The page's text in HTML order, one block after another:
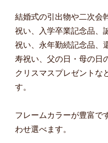
結婚式の引出物や二次会
祝い、入学卒業記念品、
祝い、永年勤続記念品、
寿祝い、父の日・母の日
クリスマスプレゼントな
す。
フレームカラーが豊富で
わせ選べます。